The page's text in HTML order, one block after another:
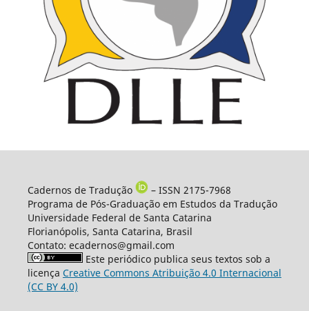
Cadernos de Tradução
– ISSN 2175-7968
Programa de Pós-Graduação em Estudos da Tradução
Universidade Federal de Santa Catarina
Florianópolis, Santa Catarina, Brasil
Contato: ecadernos@gmail.com
Este periódico publica seus textos sob a
licença Creative Commons Atribuição 4.0 Internacional
(CC BY 4.0)